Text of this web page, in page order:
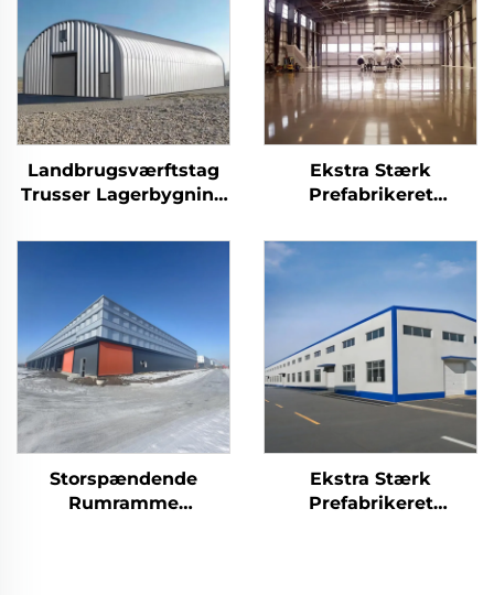
Landbrugsværftstag
Trusser Lagerbygning
Staldbyggeri Holdbar
Opbevaring
Ekstra Stærk
Prefabrikeret
Stålkonstruktion
Hanger
Stålskeletbygning
Industribygning I Stål
Storspændende
Rumramme
Ekstra Stærk
Prefabrikeret